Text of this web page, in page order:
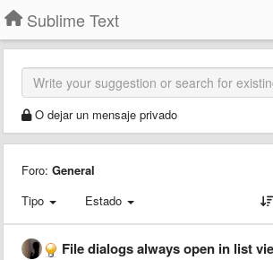
Sublime Text
O dejar un mensaje privado
Foro: General
Tipo
Estado
File dialogs always open in list view Mac-side,